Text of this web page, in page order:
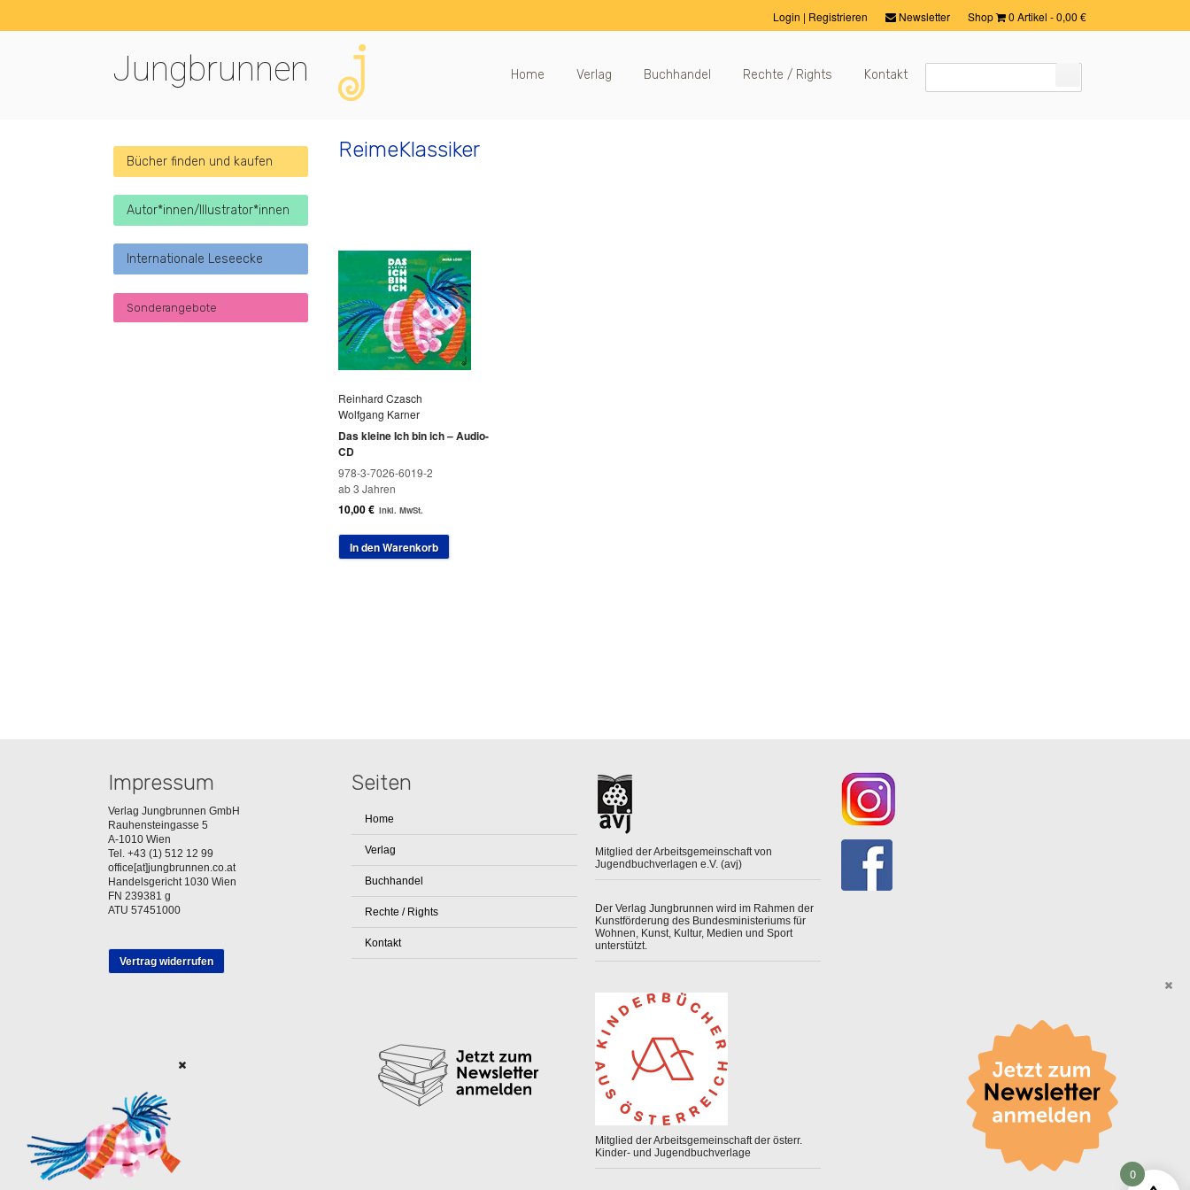
Shop 0 Artikel -0,00 €
Newsletter
Login | Registrieren
Jungbrunnen Home Verlag Buchhandel Rechte / Rights Kontakt
ReimeKlassiker
Reinhard Czasch
Wolfgang Karner
Das kleine Ich bin ich – Audio-
CD
978-3-7026-6019-2
ab 3 Jahren
10,00€ inkl. MwSt.
In den Warenkorb
Bücher finden und kaufen
Autor*innen/Illustrator*innen
Internationale Leseecke
Sonderangebote
Impressum
Verlag Jungbrunnen GmbH
Rauhensteingasse 5
A-1010 Wien
Tel. +43 (1) 512 12 99
office[at]jungbrunnen.co.at
Handelsgericht 1030 Wien
FN 239381 g
ATU 57451000
Vertrag widerrufen
Seiten
Home
Verlag
Buchhandel
Rechte / Rights
Kontakt
Mitglied der Arbeitsgemeinschaft von
Jugendbuchverlagen e.V. (avj)
Der Verlag Jungbrunnen wird im Rahmen der
Kunstförderung des Bundesministeriums für
Wohnen, Kunst, Kultur, Medien und Sport
unterstützt.
Mitglied der Arbeitsgemeinschaft der österr.
Kinder- und Jugendbuchverlage
0